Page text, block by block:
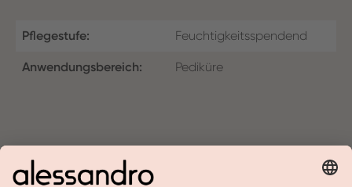
Pflegestufe: Feuchtigkeitsspendend
Anwendungsbereich: Pediküre